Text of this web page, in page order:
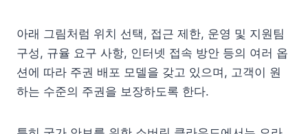
아래 그림처럼 위치 선택, 접근 제한, 운영 및 지원팀
구성, 규율 요구 사항, 인터넷 접속 방안 등의 여러 옵
션에 따라 주권 배포 모델을 갖고 있으며, 고객이 원
하는 수준의 주권을 보장하도록 한다.